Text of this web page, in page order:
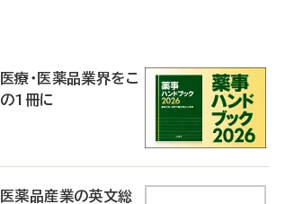
医療・医薬品業界をこ
の1冊に
医薬品産業の英文総